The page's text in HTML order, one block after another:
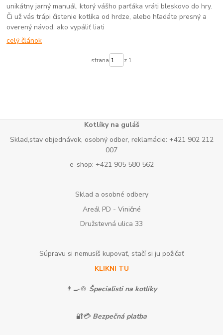
unikátny jarný manuál, ktorý vášho parťáka vráti bleskovo do hry.
Či už vás trápi čistenie kotlíka od hrdze, alebo hľadáte presný a
overený návod, ako vypáliť liati
celý článok
strana z 1
Kotlíky na guláš
Sklad,stav objednávok, osobný odber, reklamácie: +421 902 212
007
e-shop: +421 905 580 562
Sklad a osobné odbery
Areál PD - Viničné
Družstevná ulica 33
Súpravu si nemusíš kupovať, stačí si ju požičať
KLIKNI TU
👨‍🍳🍲 Špecialisti na kotlíky
🔐💳 Bezpečná platba